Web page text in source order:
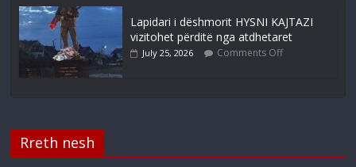
Lapidari i dëshmorit HYSNI KAJTAZI
vizitohet përditë nga atdhetaret
July 25, 2026 Comments Off
Rreth nesh